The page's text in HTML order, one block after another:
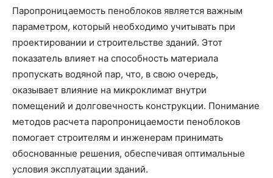
Паропроницаемость пеноблоков является важным
параметром, который необходимо учитывать при
проектировании и строительстве зданий. Этот
показатель влияет на способность материала
пропускать водяной пар, что, в свою очередь,
оказывает влияние на микроклимат внутри
помещений и долговечность конструкции. Понимание
методов расчета паропроницаемости пеноблоков
помогает строителям и инженерам принимать
обоснованные решения, обеспечивая оптимальные
условия эксплуатации зданий.